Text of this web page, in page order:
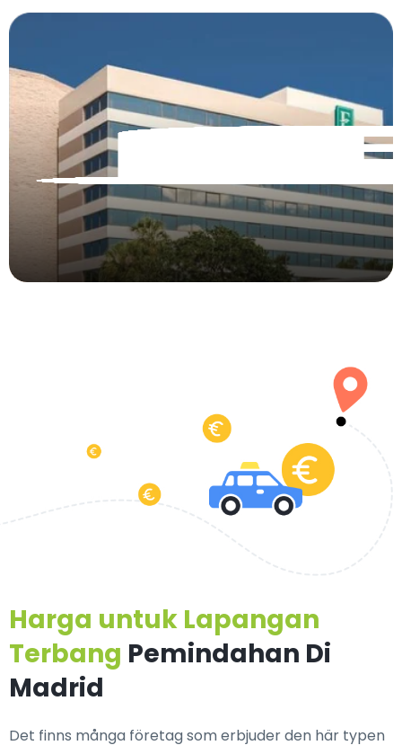
Harga untuk Lapangan
Terbang Pemindahan Di
Madrid
Det finns många företag som erbjuder den här typen